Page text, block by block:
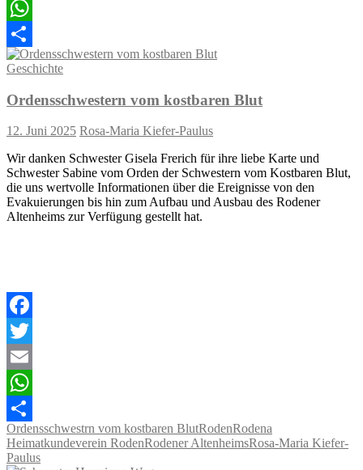
Email
WhatsApp
Teilen
Geschichte
Ordensschwestern vom kostbaren Blut
12. Juni 2025 Rosa-Maria Kiefer-Paulus
Wir danken Schwester Gisela Frerich für ihre liebe Karte und
Schwester Sabine vom Orden der Schwestern vom Kostbaren Blut,
die uns wertvolle Informationen über die Ereignisse von den
Evakuierungen bis hin zum Aufbau und Ausbau des Rodener
Altenheims zur Verfügung gestellt hat.
Facebook
Twitter
Email
WhatsApp
Teilen
Ordensschwestrn vom kostbaren BlutRodenRodena
Heimatkundeverein RodenRodener AltenheimsRosa-Maria Kiefer-
Paulus